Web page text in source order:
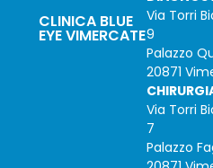
CLINICA BLUE
EYE VIMERCATE
Via Torri
9
Palazzo
20871
Via Torri
7
Palazzo